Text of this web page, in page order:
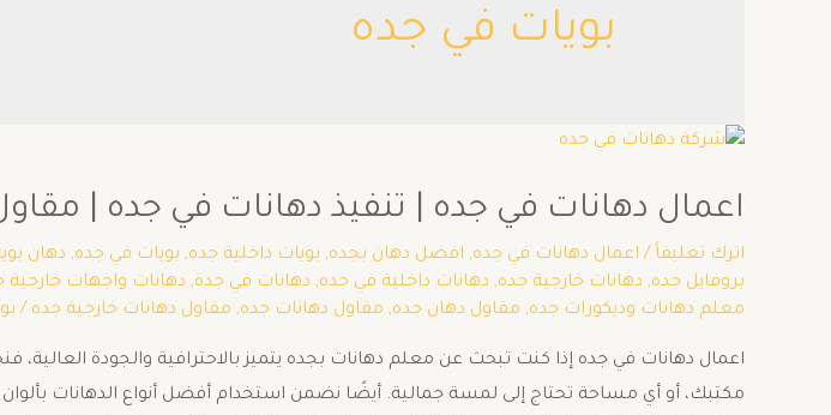
بويات في جده
اعمال دهانات في جده | تنفيذ دهانات في جده | مقاول دهان
اترك تعليقاً / اعمال دهانات في جده, افضل دهان بجده, بويات داخلية جده, بويات في جده, دهان
بروفايل جده, دهانات خارجية جده, دهانات داخلية في جده, دهانات في جدة, دهانات واجهات خارجية
معلم دهانات وديكورات جده, مقاول دهان جده, مقاول دهانات جده, مقاول دهانات خارجية جده /
اعمال دهانات في جده إذا كنت تبحث عن معلم دهانات بجده يتميز بالاحترافية والجودة
مكتبك، أو أي مساحة تحتاج إلى لمسة جمالية. أيضًا نضمن استخدام أفضل أنواع الدهانات